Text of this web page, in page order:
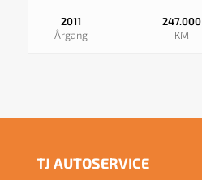
2011
Årgang
247.000
KM
TJ AUTOSERVICE